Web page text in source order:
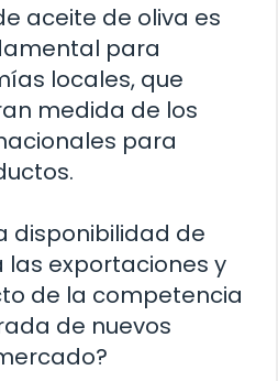
aceite de oliva es
para
locales, que
medida de los
para
disponibilidad de
las exportaciones y
de la competencia
de nuevos